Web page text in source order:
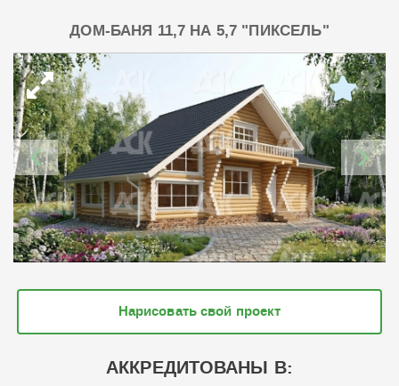
ДОМ-БАНЯ 11,7 НА 5,7 "ПИКСЕЛЬ"
Нарисовать свой проект
АККРЕДИТОВАНЫ В: